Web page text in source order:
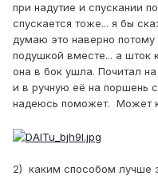
при надутие и спускании
спускается тоже... я бы
думаю это наверно потому
подушкой вместе... а шток
она в бок ушла. Почитал
и в ручную её на поршень
надеюсь поможет. Может
2) каким способом лучше